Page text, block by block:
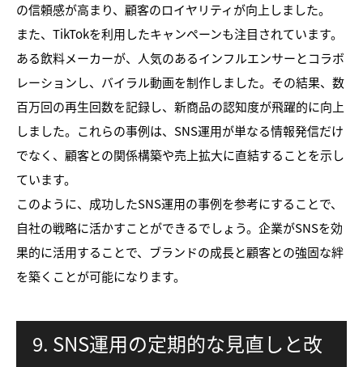
の信頼感が高まり、顧客のロイヤリティが向上しました。
また、TikTokを利用したキャンペーンも注目されています。
ある飲料メーカーが、人気のあるインフルエンサーとコラボ
レーションし、バイラル動画を制作しました。その結果、数
百万回の再生回数を記録し、新商品の認知度が飛躍的に向上
しました。これらの事例は、SNS運用が単なる情報発信だけ
でなく、顧客との関係構築や売上拡大に直結することを示し
ています。
このように、成功したSNS運用の事例を参考にすることで、
自社の戦略に活かすことができるでしょう。企業がSNSを効
果的に活用することで、ブランドの成長と顧客との強固な絆
を築くことが可能になります。
9. SNS運用の定期的な見直しと改